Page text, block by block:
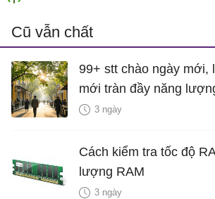
Cũ vẫn chất
99+ stt chào ngày mới,
mới tràn đầy năng
3 ngày
Cách kiểm tra tốc độ
lượng RAM
3 ngày